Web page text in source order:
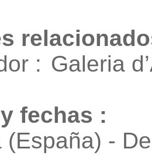
: Galeria
fechas :
(España) -